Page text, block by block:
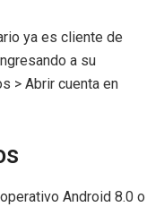
ya es cliente de
a su
> Abrir cuenta en
Android 8.0 o